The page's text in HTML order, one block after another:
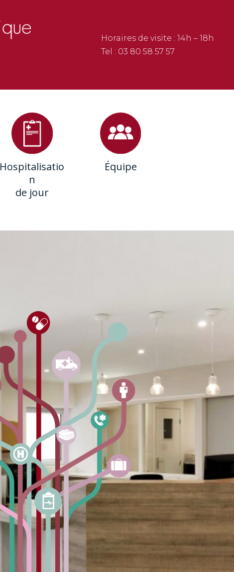
Horaires de visite : 14h – 18h
Tel : 03 80 58 57 57
Hospitalisatio
n
de jour
Équipe